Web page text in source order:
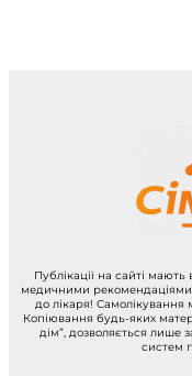
Публікації на сайті
медичними
до лікаря!
Копіювання будь-яких
дім”, дозволяється лише
систем